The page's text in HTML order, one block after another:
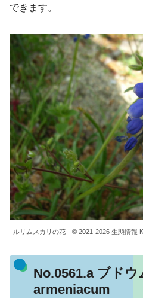
できます。
ルリムスカリの花｜© 2021-2026 生態情報
No.0561.a ブド
armeniacum